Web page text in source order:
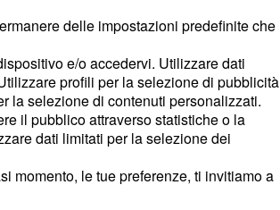
delle impostazioni predefinite che
e/o accedervi. Utilizzare dati
profili per la selezione di pubblicità
la selezione di contenuti personalizzati.
il pubblico attraverso statistiche o la
dati limitati per la selezione dei
momento, le tue preferenze, ti invitiamo a